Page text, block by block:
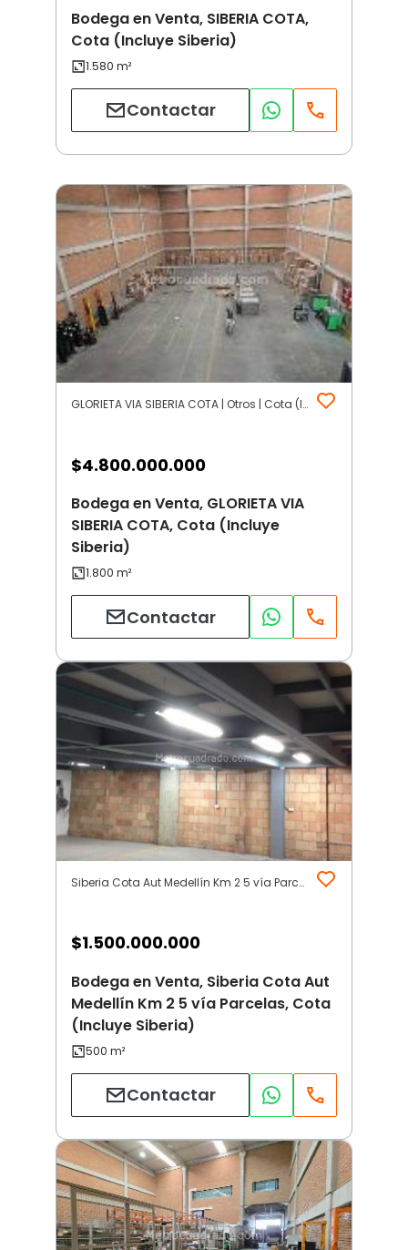
Bodega en Venta, SIBERIA COTA,
Cota (Incluye Siberia)
Contactar
GLORIETA VIA SIBERIA COTA | Otros | Cota (Incluye Siberia)
$4.800.000.000
Bodega en Venta, GLORIETA VIA
SIBERIA COTA, Cota (Incluye
Siberia)
Contactar
Siberia Cota Aut Medellín Km 2 5 vía Parcelas | Otros | Cota (Incluye Siberia)
$1.500.000.000
Bodega en Venta, Siberia Cota Aut
Medellín Km 2 5 vía Parcelas, Cota
(Incluye Siberia)
Contactar